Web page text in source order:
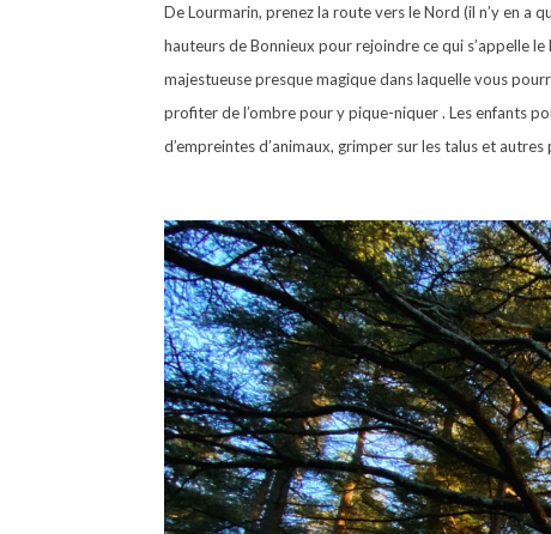
De Lourmarin, prenez la route vers le Nord (il n’y en a
hauteurs de Bonnieux pour rejoindre ce qui s’appelle
majestueuse presque magique dans laquelle vous
profiter de l’ombre pour y pique-niquer . Les enfants
d’empreintes d’animaux, grimper sur les talus et